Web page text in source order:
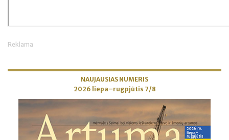
Reklama
NAUJAUSIAS NUMERIS
2026 liepa–rugpjūtis 7/8